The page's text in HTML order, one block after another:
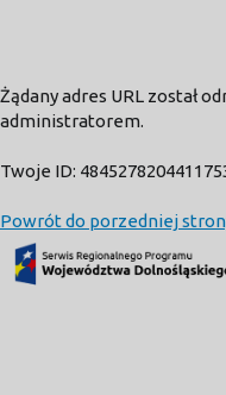
Żądany adres URL został
administratorem.
Twoje ID:
Powrót do porzedniej